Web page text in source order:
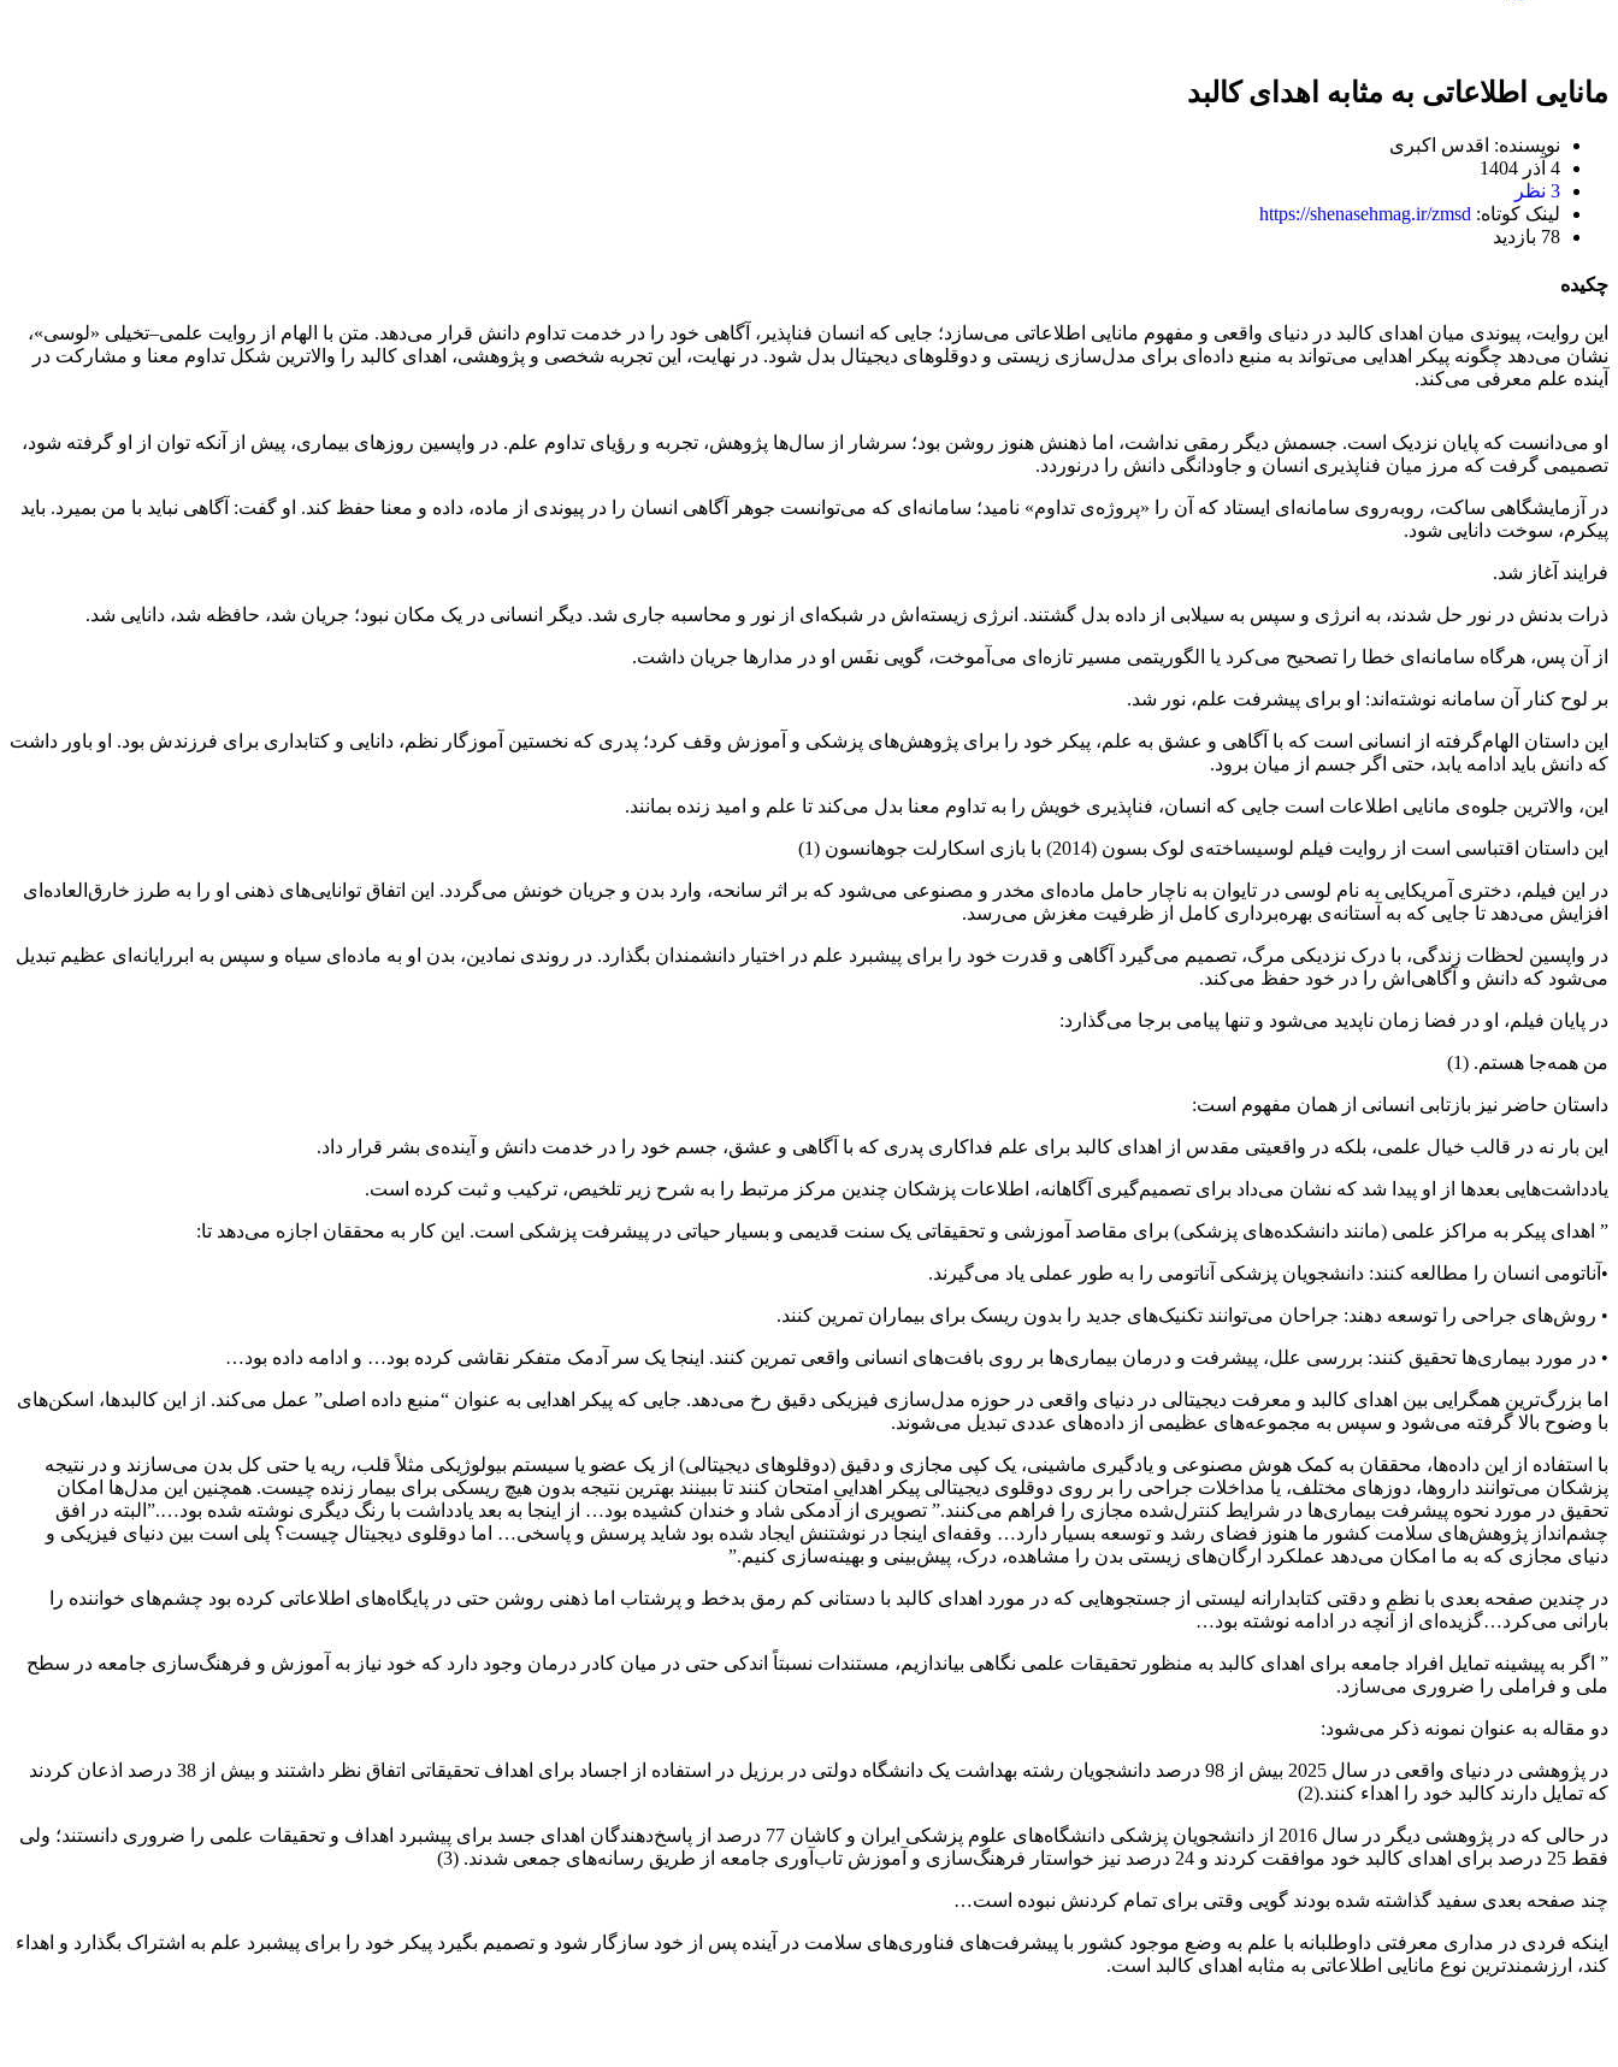
مانایی اطلاعاتی به مثابه اهدای کالبد
نویسنده: اقدس اکبری
4 آذر 1404
3 نظر
لینک کوتاه: https://shenasehmag.ir/zmsd
78 بازدید
چکیده
این روایت، پیوندی میان اهدای کالبد در دنیای واقعی و مفهوم مانایی اطلاعاتی می‌سازد؛ جایی که انسان فناپذیر، آگاهی خود را در خدمت تداوم دانش قرار می‌دهد. متن با الهام از روایت علمی–تخیلی «لوسی»،
نشان می‌دهد چگونه پیکر اهدایی می‌تواند به منبع داده‌ای برای مدل‌سازی زیستی و دوقلوهای دیجیتال بدل شود. در نهایت، این تجربه شخصی و پژوهشی، اهدای کالبد را والاترین شکل تداوم معنا و مشارکت در
آینده علم معرفی می‌کند.
او می‌دانست که پایان نزدیک است. جسمش دیگر رمقی نداشت، اما ذهنش هنوز روشن بود؛ سرشار از سال‌ها پژوهش، تجربه و رؤیای تداوم علم. در واپسین روزهای بیماری، پیش از آنکه توان از او گرفته شود،
تصمیمی گرفت که مرز میان فناپذیری انسان و جاودانگی دانش را درنوردد.
در آزمایشگاهی ساکت، روبه‌روی سامانه‌ای ایستاد که آن را «پروژه‌ی تداوم» نامید؛ سامانه‌ای که می‌توانست جوهر آگاهی انسان را در پیوندی از ماده، داده و معنا حفظ کند. او گفت: آگاهی نباید با من بمیرد. باید
پیکرم، سوخت دانایی شود.
فرایند آغاز شد.
ذرات بدنش در نور حل شدند، به انرژی و سپس به سیلابی از داده بدل گشتند. انرژی زیسته‌اش در شبکه‌ای از نور و محاسبه جاری شد. دیگر انسانی در یک مکان نبود؛ جریان شد، حافظه شد، دانایی شد.
از آن پس، هرگاه سامانه‌ای خطا را تصحیح می‌کرد یا الگوریتمی مسیر تازه‌ای می‌آموخت، گویی نفَس او در مدارها جریان داشت.
بر لوح کنار آن سامانه نوشته‌اند: او برای پیشرفت علم، نور شد.
این داستان الهام‌گرفته از انسانی است که با آگاهی و عشق به علم، پیکر خود را برای پژوهش‌های پزشکی و آموزش وقف کرد؛ پدری که نخستین آموزگار نظم، دانایی و کتابداری برای فرزندش بود. او باور داشت
که دانش باید ادامه یابد، حتی اگر جسم از میان برود.
این، والاترین جلوه‌ی مانایی اطلاعات است جایی که انسان، فناپذیری خویش را به تداوم معنا بدل می‌کند تا علم و امید زنده بمانند.
این داستان اقتباسی است از روایت فیلم لوسیساخته‌ی لوک بسون (2014) با بازی اسکارلت جوهانسون (1)
در این فیلم، دختری آمریکایی به نام لوسی در تایوان به ‌ناچار حامل ماده‌ای مخدر و مصنوعی می‌شود که بر اثر سانحه، وارد بدن و جریان خونش می‌گردد. این اتفاق توانایی‌های ذهنی او را به طرز خارق‌العاده‌ای
افزایش می‌دهد تا جایی که به آستانه‌ی بهره‌برداری کامل از ظرفیت مغزش می‌رسد.
در واپسین لحظات زندگی، با درک نزدیکی مرگ، تصمیم می‌گیرد آگاهی و قدرت خود را برای پیشبرد علم در اختیار دانشمندان بگذارد. در روندی نمادین، بدن او به ماده‌ای سیاه و سپس به ابررایانه‌ای عظیم تبدیل
می‌شود که دانش و آگاهی‌اش را در خود حفظ می‌کند.
در پایان فیلم، او در فضا زمان ناپدید می‌شود و تنها پیامی برجا می‌گذارد:
من همه‌جا هستم. (1)
داستان حاضر نیز بازتابی انسانی از همان مفهوم است:
این بار نه در قالب خیال علمی، بلکه در واقعیتی مقدس از اهدای کالبد برای علم فداکاری پدری که با آگاهی و عشق، جسم خود را در خدمت دانش و آینده‌ی بشر قرار داد.
یادداشت‌هایی بعدها از او پیدا شد که نشان می‌داد برای تصمیم‌گیری آگاهانه، اطلاعات پزشکان چندین مرکز مرتبط را به شرح زیر تلخیص، ترکیب و ثبت کرده است.
” اهدای پیکر به مراکز علمی (مانند دانشکده‌های پزشکی) برای مقاصد آموزشی و تحقیقاتی یک سنت قدیمی و بسیار حیاتی در پیشرفت پزشکی است. این کار به محققان اجازه می‌دهد تا:
•آناتومی انسان را مطالعه کنند: دانشجویان پزشکی آناتومی را به طور عملی یاد می‌گیرند.
• روش‌های جراحی را توسعه دهند: جراحان می‌توانند تکنیک‌های جدید را بدون ریسک برای بیماران تمرین کنند.
• در مورد بیماری‌ها تحقیق کنند: بررسی علل، پیشرفت و درمان بیماری‌ها بر روی بافت‌های انسانی واقعی تمرین کنند. اینجا یک سر آدمک متفکر نقاشی کرده بود… و ادامه داده بود…
اما بزرگ‌ترین همگرایی بین اهدای کالبد و معرفت دیجیتالی در دنیای واقعی در حوزه مدل‌سازی فیزیکی دقیق رخ می‌دهد. جایی که پیکر اهدایی به عنوان “منبع داده اصلی” عمل می‌کند. از این کالبدها، اسکن‌های
با وضوح بالا گرفته می‌شود و سپس به مجموعه‌های عظیمی از داده‌های عددی تبدیل می‌شوند.
با استفاده از این داده‌ها، محققان به کمک هوش مصنوعی و یادگیری ماشینی، یک کپی مجازی و دقیق (دوقلوهای دیجیتالی) از یک عضو یا سیستم بیولوژیکی مثلاً قلب، ریه یا حتی کل بدن می‌سازند و در نتیجه
پزشکان می‌توانند داروها، دوزهای مختلف، یا مداخلات جراحی را بر روی دوقلوی دیجیتالی پیکر اهدایی امتحان کنند تا ببینند بهترین نتیجه بدون هیچ ریسکی برای بیمار زنده چیست. همچنین این مدل‌ها امکان
تحقیق در مورد نحوه پیشرفت بیماری‌ها در شرایط کنترل‌شده مجازی را فراهم می‌کنند.” تصویری از آدمکی شاد و خندان کشیده بود… از اینجا به بعد یادداشت با رنگ دیگری نوشته شده بود….”البته در افق
چشم‌انداز پژوهش‌های سلامت کشور ما هنوز فضای رشد و توسعه بسیار دارد… وقفه‌ای اینجا در نوشتنش ایجاد شده بود شاید پرسش و پاسخی… اما دوقلوی دیجیتال چیست؟ پلی است بین دنیای فیزیکی و
دنیای مجازی که به ما امکان می‌دهد عملکرد ارگان‌های زیستی بدن را مشاهده، درک، پیش‌بینی و بهینه‌سازی کنیم.”
در چندین صفحه بعدی با نظم و دقتی کتابدارانه لیستی از جستجوهایی که در مورد اهدای کالبد با دستانی کم رمق بدخط و پرشتاب اما ذهنی روشن حتی در پایگاه‌های اطلاعاتی کرده بود چشم‌های خواننده را
بارانی می‌کرد…گزیده‌ای از آنچه در ادامه نوشته بود…
” اگر به پیشینه تمایل افراد جامعه برای اهدای کالبد به منظور تحقیقات علمی نگاهی بیاندازیم، مستندات نسبتاً اندکی حتی در میان کادر درمان وجود دارد که خود نیاز به آموزش و فرهنگ‌سازی جامعه در سطح
ملی و فراملی را ضروری می‌سازد.
دو مقاله به عنوان نمونه ذکر می‌شود:
در پژوهشی در دنیای واقعی در سال 2025 بیش از 98 درصد دانشجویان رشته بهداشت یک دانشگاه دولتی در برزیل در استفاده از اجساد برای اهداف تحقیقاتی اتفاق نظر داشتند و بیش از 38 درصد اذعان کردند
که تمایل دارند کالبد خود را اهداء کنند.(2)
در حالی که در پژوهشی دیگر در سال 2016 از دانشجویان پزشکی دانشگاه‌های علوم پزشکی ایران و کاشان 77 درصد از پاسخ‌دهندگان اهدای جسد برای پیشبرد اهداف و تحقیقات علمی را ضروری دانستند؛ ولی
فقط 25 درصد برای اهدای کالبد خود موافقت کردند و 24 درصد نیز خواستار فرهنگ‌سازی و آموزش تاب‌آوری جامعه از طریق رسانه‌های جمعی شدند. (3)
چند صفحه بعدی سفید گذاشته شده بودند گویی وقتی برای تمام‌ کردنش نبوده است…
اینکه فردی در مداری معرفتی داوطلبانه با علم به وضع موجود کشور با پیشرفت‌های فناوری‌های سلامت در آینده پس از خود سازگار شود و تصمیم بگیرد پیکر خود را برای پیشبرد علم به اشتراک بگذارد و اهداء
کند، ارزشمندترین نوع مانایی اطلاعاتی به مثابه اهدای کالبد است.